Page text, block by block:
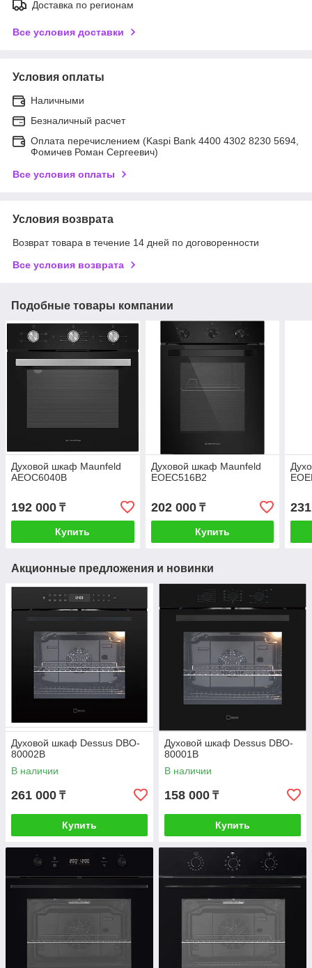
Доставка по регионам
Все условия доставки
Условия оплаты
Наличными
Безналичный расчет
Оплата перечислением (Kaspi Bank 4400 4302 8230 5694,
Фомичев Роман Сергеевич)
Все условия оплаты
Условия возврата
Возврат товара в течение 14 дней по договоренности
Все условия возврата
Подобные товары компании
Духовой шкаф Maunfeld
AEOC6040B
192 000 ₸
Купить
Духовой шкаф Maunfeld
EOEC516B2
202 000₸
Купить
Акционные предложения и новинки
Духовой шкаф Dessus DBO-
80002B
В наличии
261 000 ₸
Купить
Духовой шкаф Dessus DBO-
80001B
В наличии
158 000 ₸
Купить